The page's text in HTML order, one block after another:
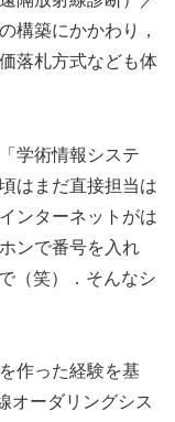
構築にかかわり，
落札方式なども体
学術情報システ
はまだ直接担当は
ンターネットがは
ンで番号を入れ
（笑）．そんなシ
作った経験を基
オーダリングシス